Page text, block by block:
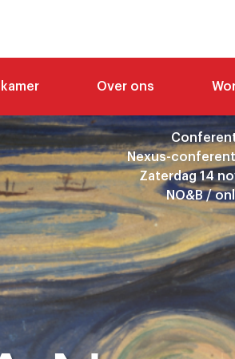
Over ons
Nexus-
Zaterdag 14
NO&B /